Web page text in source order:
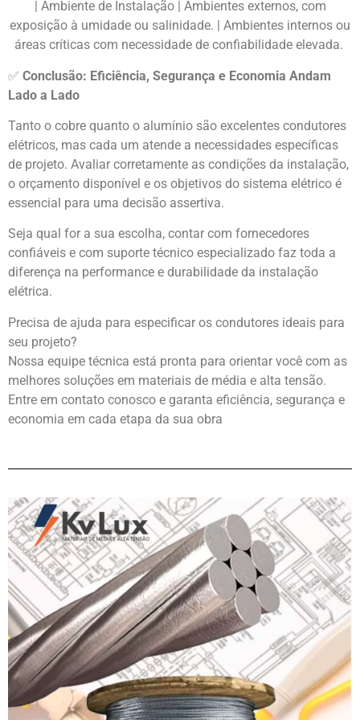
| Ambiente de Instalação | Ambientes externos, com
exposição à umidade ou salinidade. | Ambientes internos ou
áreas críticas com necessidade de confiabilidade elevada.
✅ Conclusão: Eficiência, Segurança e Economia Andam
Lado a Lado
Tanto o cobre quanto o alumínio são excelentes condutores
elétricos, mas cada um atende a necessidades específicas
de projeto. Avaliar corretamente as condições da instalação,
o orçamento disponível e os objetivos do sistema elétrico é
essencial para uma decisão assertiva.
Seja qual for a sua escolha, contar com fornecedores
confiáveis e com suporte técnico especializado faz toda a
diferença na performance e durabilidade da instalação
elétrica.
Precisa de ajuda para especificar os condutores ideais para
seu projeto?
Nossa equipe técnica está pronta para orientar você com as
melhores soluções em materiais de média e alta tensão.
Entre em contato conosco e garanta eficiência, segurança e
economia em cada etapa da sua obra